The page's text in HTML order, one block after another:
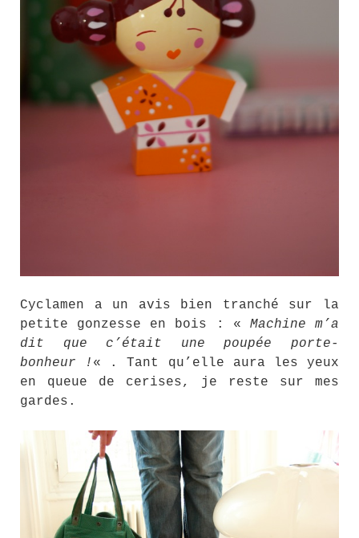
Cyclamen a un avis bien tranché sur la
petite gonzesse en bois : « Machine m’a
dit que c’était une poupée porte-
bonheur ! « . Tant qu’elle aura les yeux
en queue de cerises, je reste sur mes
gardes.